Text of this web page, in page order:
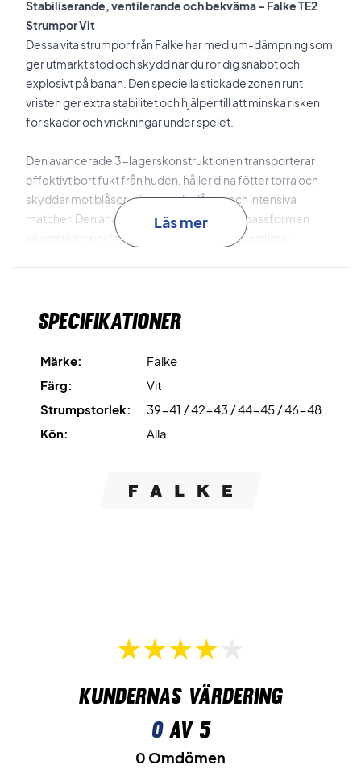
Stabiliserande, ventilerande och bekväma – Falke TE2
Strumpor Vit
Dessa vita strumpor från Falke har medium-dämpning som
ger utmärkt stöd och skydd när du rör dig snabbt och
explosivt på banan. Den speciella stickade zonen runt
vristen ger extra stabilitet och hjälper till att minska risken
för skador och vrickningar under spelet.
Den avancerade 3-lagerskonstruktionen transporterar
effektivt bort fukt från huden, håller dina fötter torra och
skyddar mot blåsor – även under långa och intensiva
matcher. Den anatomiska höger/vänster-passformen
säkerställer perfekt passform i skorna och optimal
och känns skön mot huden. Dessa strumpor är perfekta för
tennissockar idag!
Färg: Vit.
Material: 42% polypropen, 26% polyamid, 20% bomull,
Läs mer
Specifikationer
Märke:
Falke
Färg:
Vit
Strumpstorlek:
39-41 / 42-43 / 44-45 / 46-48
Kön:
Alla
Kundernas värdering
0av 5
0 Omdömen